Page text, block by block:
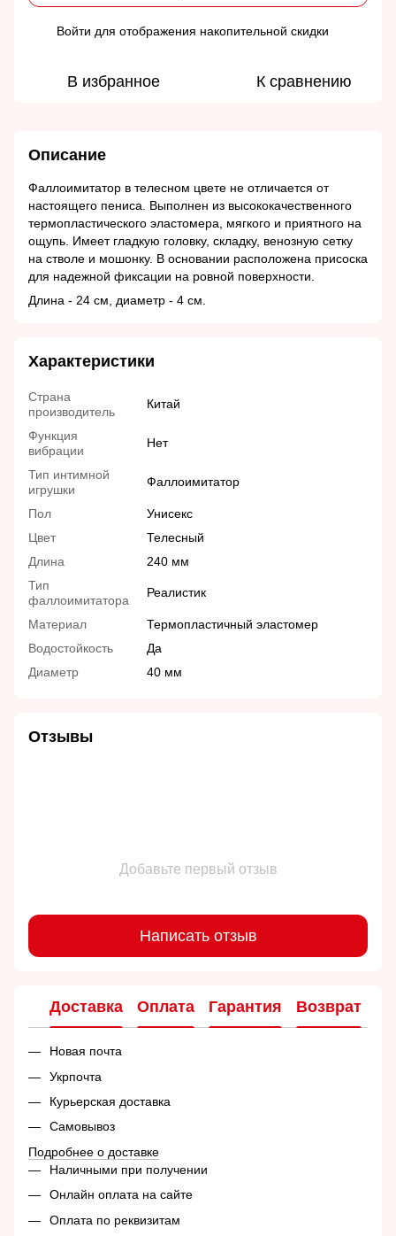
Войти для отображения накопительной скидки
В избранное К сравнению
Описание
Фаллоимитатор в телесном цвете не отличается от
настоящего пениса. Выполнен из высококачественного
термопластического эластомера, мягкого и приятного на
ощупь. Имеет гладкую головку, складку, венозную сетку
на стволе и мошонку. В основании расположена присоска
для надежной фиксации на ровной поверхности.
Длина - 24 см, диаметр - 4 см.
Характеристики
Страна
производитель
Китай
Функция
вибрации
Нет
Тип интимной
игрушки
Фаллоимитатор
Пол
Унисекс
Цвет
Телесный
Длина
240 мм
Тип
фаллоимитатора
Реалистик
Материал
Термопластичный эластомер
Водостойкость
Да
Диаметр
40 мм
Отзывы
Добавьте первый отзыв
Написать отзыв
Доставка Оплата Гарантия Возврат
Новая почта
Укрпочта
Курьерская доставка
Самовывоз
Подробнее о доставке
Наличными при получении
Онлайн оплата на сайте
Оплата по реквизитам